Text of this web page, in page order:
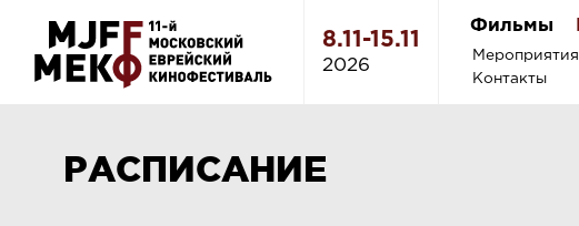
8.11-15.11
2026
Фильмы
Мероприятия
Контакты
РАСПИСАНИЕ